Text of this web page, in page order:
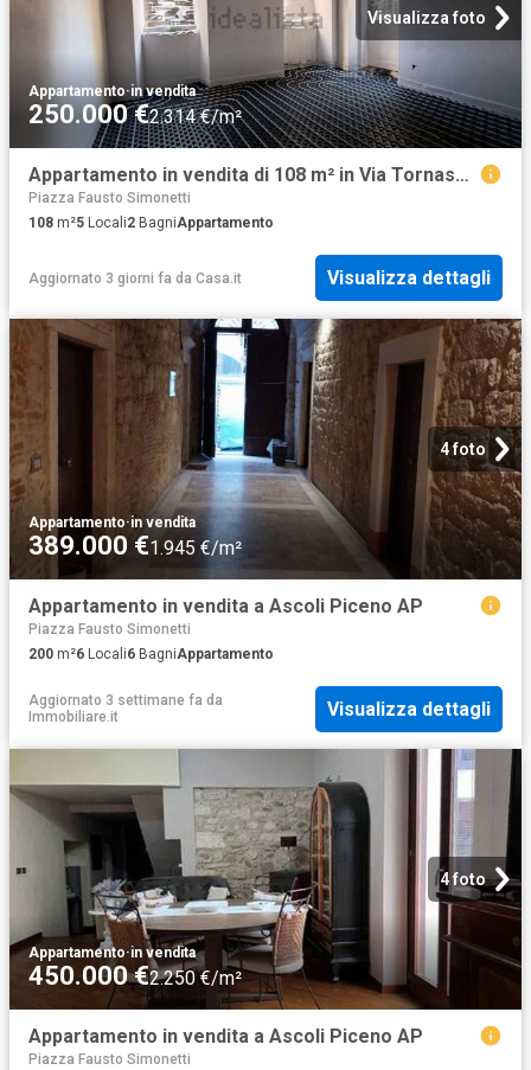
Visualizza foto
Appartamento·in vendita
250.000 €2.314 €/m²
Appartamento in vendita di 108 m² in Via Tornasacco
Piazza Fausto Simonetti
108 m²5 Locali2 BagniAppartamento
Aggiornato 3 giorni fa da Casa.it Visualizza dettagli
4 foto
Appartamento·in vendita
389.000 €1.945 €/m²
Appartamento in vendita a Ascoli Piceno AP
Piazza Fausto Simonetti
200 m²6 Locali6 BagniAppartamento
Aggiornato 3 settimane fa da
Immobiliare.it
Visualizza dettagli
4 foto
Appartamento·in vendita
450.000 €2.250 €/m²
Appartamento in vendita a Ascoli Piceno AP
Piazza Fausto Simonetti